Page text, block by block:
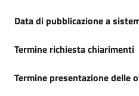
Data di pubblicazione a
Termine richiesta chiarimenti
Termine presentazione delle